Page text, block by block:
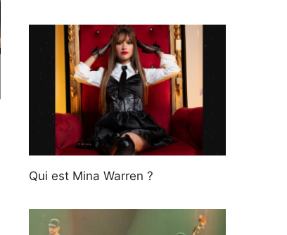
Qui est Mina Warren ?